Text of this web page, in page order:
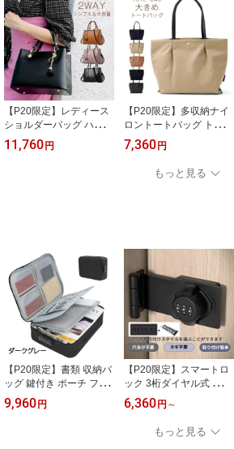
【P20限定】レディース
ショルダーバッグ ハンド
バッグ 大きめ 2way 通勤
セレモニーバッグバッグ
11,760円
【P20限定】多収納ナイ
ロントートバッグ トート
バッグ レディース バッ
グ A4 多収納 ナイロン マ
ザーズバッグ 鞄 かばん
トートバッグ レディース
7,360円
もっと見る
【P20限定】書類 収納バ
ッグ 鍵付き ポーチ ファ
イル証明書 整理 金庫 書
類保管 ケース ダイヤル
9,960円
【P20限定】スマートロ
ック 3桁ダイヤル式 部屋
鍵後付け 引き戸 鍵 部屋
後付け 補助錠 落とし防
止 室内ドア鍵 ロック 暗
証番号ロック 引き出しロ
6,360円 ～
もっと見る